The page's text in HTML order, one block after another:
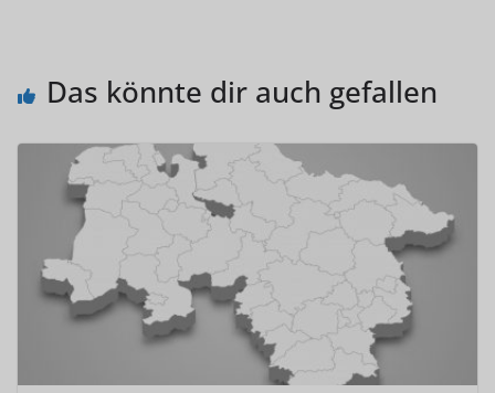
Das könnte dir auch gefallen